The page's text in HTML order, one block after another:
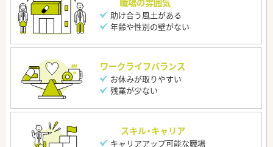
助け合う風土がある
年齢や性別の壁がない
ワークライフバランス
お休みが取りやすい
残業が少ない
スキル・キャリア
キャリアアップ可能な職場